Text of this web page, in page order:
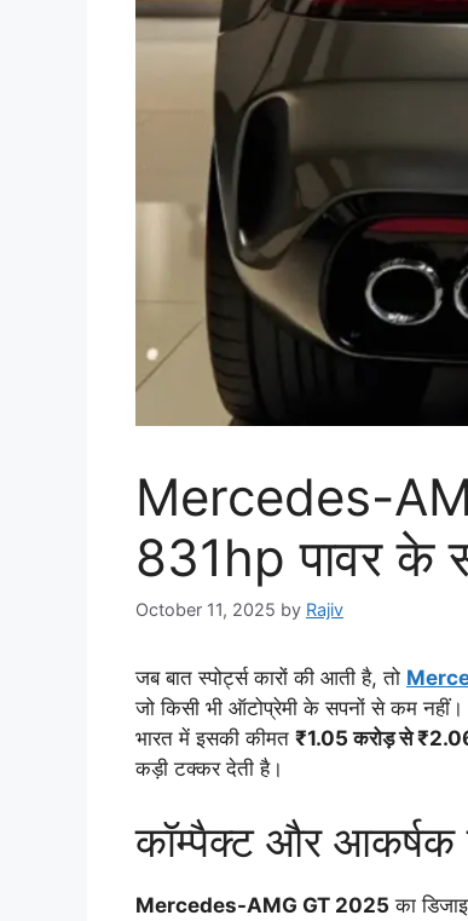
Mercedes-
831hp पावर के
October 11, 2025 by Rajiv
जब बात स्पोर्ट्स कारों की आती है, तो
जो किसी भी ऑटोप्रेमी के सपनों से कम नहीं।
भारत में इसकी कीमत ₹1.05 करोड़ से
कड़ी टक्कर देती है।
कॉम्पैक्ट और आकर्षक
Mercedes-AMG GT 2025 का